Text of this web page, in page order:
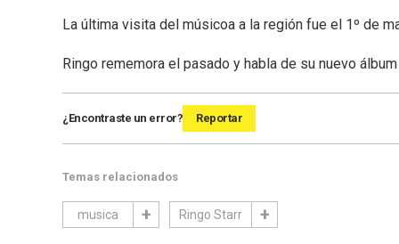
La última visita del músicoa a la región fue el 1º de
Ringo rememora el pasado y habla de su nuevo álbum
¿Encontraste un error? Reportar
Temas relacionados
musica Ringo Starr